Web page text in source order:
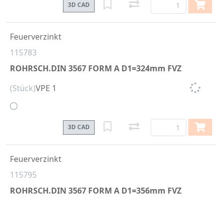
3D CAD
115783
ROHRSCH.DIN 3567 FORM A D1=324mm FVZ
Feuerverzinkt
(Stück)VPE 1
3D CAD
115795
ROHRSCH.DIN 3567 FORM A D1=356mm FVZ
Feuerverzinkt